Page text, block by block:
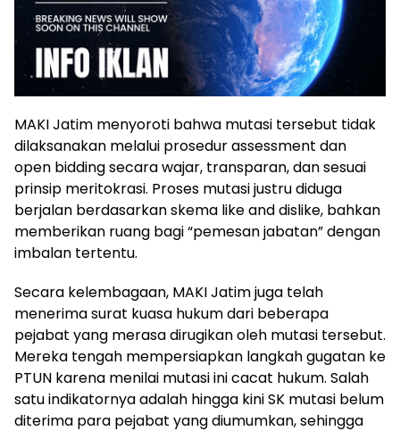
MAKI Jatim menyoroti bahwa mutasi tersebut tidak
dilaksanakan melalui prosedur assessment dan
open bidding secara wajar, transparan, dan sesuai
prinsip meritokrasi. Proses mutasi justru diduga
berjalan berdasarkan skema like and dislike, bahkan
memberikan ruang bagi “pemesan jabatan” dengan
imbalan tertentu.
Secara kelembagaan, MAKI Jatim juga telah
menerima surat kuasa hukum dari beberapa
pejabat yang merasa dirugikan oleh mutasi tersebut.
Mereka tengah mempersiapkan langkah gugatan ke
PTUN karena menilai mutasi ini cacat hukum. Salah
satu indikatornya adalah hingga kini SK mutasi belum
diterima para pejabat yang diumumkan, sehingga